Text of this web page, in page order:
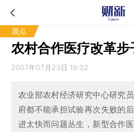
观点
农村合作医疗改革步
2007年07月23日 19:02
农业部农村经济研究中心研究员
府都不能承担试验再次失败的
进太快而问题丛生，新型合作